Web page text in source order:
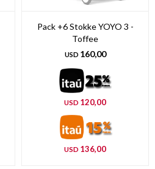
Pack +6 Stokke YOYO 3 -
Toffee
USD 160,00
USD 120,00
USD 136,00